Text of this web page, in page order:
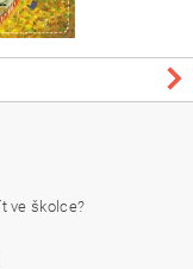
ve školce?